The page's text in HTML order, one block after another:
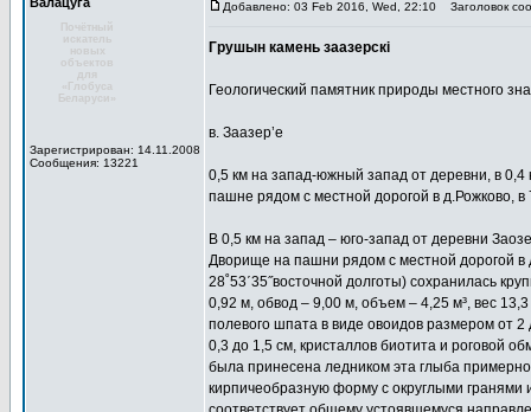
Почётный
искатель
новых
объектов
для
«Глобуса
Беларуси»
Зарегистрирован: 14.11.2008
Сообщения: 13221
Добавлено: 03 Feb 2016, Wed, 22:10 Заголовок
Грушын камень заазерскі
Геологический памятник природы местного
в. Заазер’е
0,5 км на запад-южный запад от деревни, в
пашне рядом с местной дорогой в д.Рожково, в
В 0,5 км на запад – юго-запад от деревни
Дворище на пашни рядом с местной дорогой в
28˚53΄35˝восточной долготы) сохранилась
0,92 м, обвод – 9,00 м, объем – 4,25 м³, вес
полевого шпата в виде овоидов размером от 2
0,3 до 1,5 см, кристаллов биотита и роговой
была принесена ледником эта глыба
кирпичеобразную форму с округлыми гранями